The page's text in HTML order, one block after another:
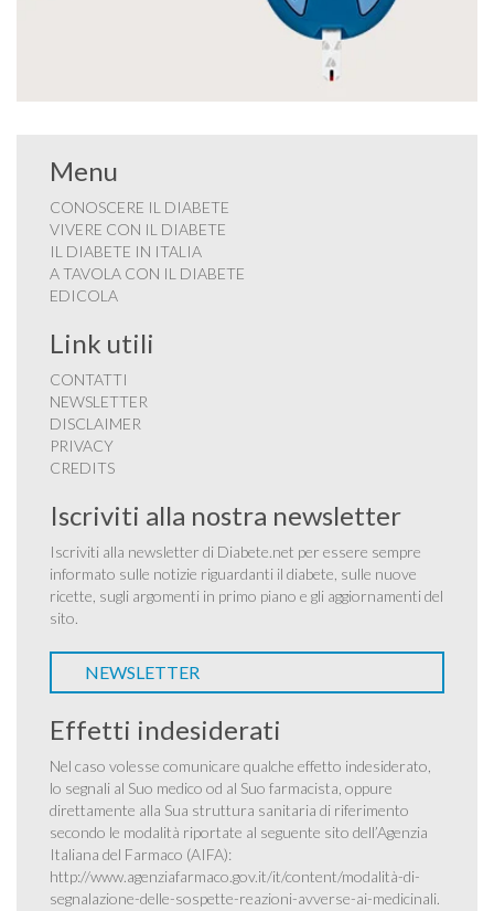
Menu
CONOSCERE IL DIABETE
VIVERE CON IL DIABETE
IL DIABETE IN ITALIA
A TAVOLA CON IL DIABETE
EDICOLA
Link utili
CONTATTI
NEWSLETTER
DISCLAIMER
PRIVACY
CREDITS
Iscriviti alla nostra newsletter
Iscriviti alla newsletter di Diabete.net per essere sempre
informato sulle notizie riguardanti il diabete, sulle nuove
ricette, sugli argomenti in primo piano e gli aggiornamenti del
sito.
NEWSLETTER
Effetti indesiderati
Nel caso volesse comunicare qualche effetto indesiderato,
lo segnali al Suo medico od al Suo farmacista, oppure
direttamente alla Sua struttura sanitaria di riferimento
secondo le modalità riportate al seguente sito dell’Agenzia
Italiana del Farmaco (AIFA):
http://www.agenziafarmaco.gov.it/it/content/modalità-di-
segnalazione-delle-sospette-reazioni-avverse-ai-medicinali.